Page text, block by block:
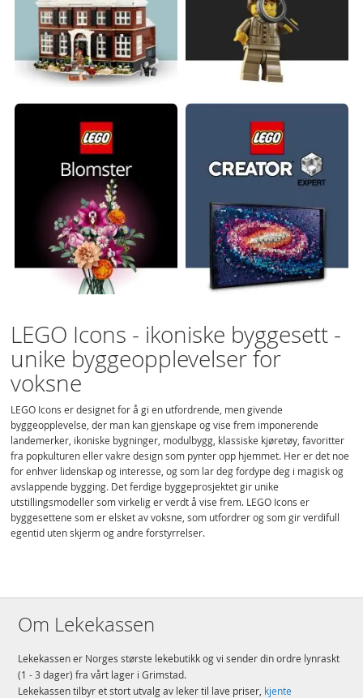
LEGO Icons - ikoniske byggesett -
unike byggeopplevelser for
voksne
LEGO Icons er designet for å gi en utfordrende, men givende
byggeopplevelse, der man kan gjenskape og vise frem imponerende
landemerker, ikoniske bygninger, modulbygg, klassiske kjøretøy, favoritter
fra popkulturen eller vakre design som pynter opp hjemmet. Her er det noe
for enhver lidenskap og interesse, og som lar deg fordype deg i magisk og
avslappende bygging. Det ferdige byggeprosjektet gir unike
utstillingsmodeller som virkelig er verdt å vise frem. LEGO Icons er
byggesettene som er elsket av voksne, som utfordrer og som gir verdifull
egentid uten skjerm og andre forstyrrelser.
Om Lekekassen
Lekekassen er Norges største lekebutikk og vi sender din ordre lynraskt
(1 - 3 dager) fra vårt lager i Grimstad.
Lekekassen tilbyr et stort utvalg av leker til lave priser, kjente